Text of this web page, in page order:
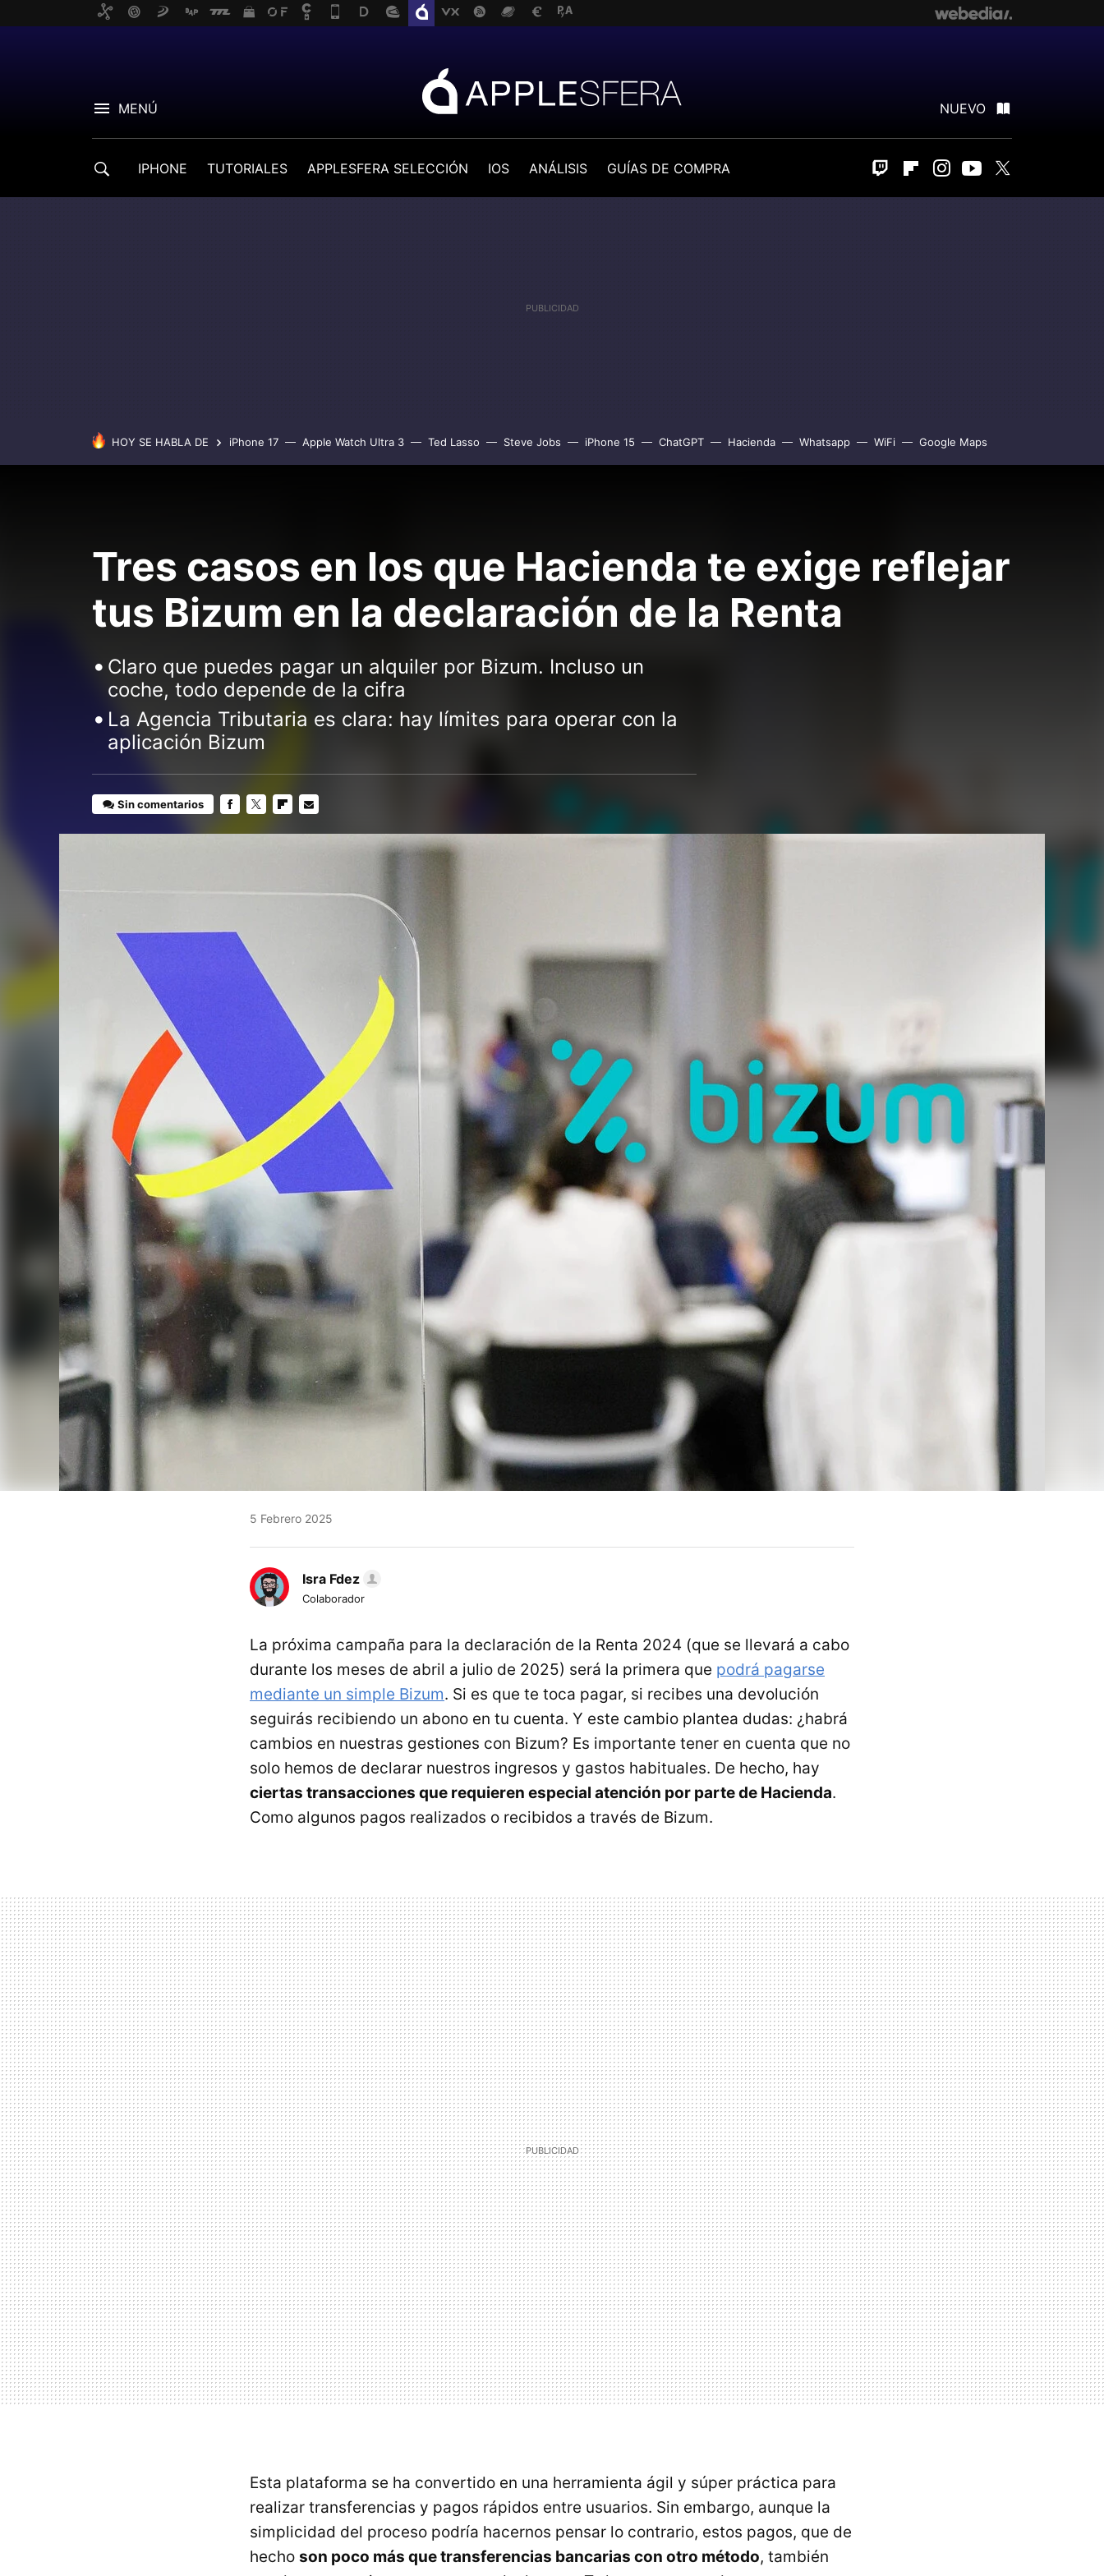
MENÚ NUEVO
IPHONE TUTORIALES APPLESFERA SELECCIÓN IOS ANÁLISIS GUÍAS DE COMPRA Twitch FlipboardInstagram
Youtube
HOY SE HABLA DE iPhone 17 Apple Watch Ultra 3 Ted Lasso Steve Jobs iPhone 15 ChatGPT Hacienda Whatsapp WiFi Google Maps
Tres casos en los que Hacienda te exige reflejar
tus Bizum en la declaración de la Renta
Claro que puedes pagar un alquiler por Bizum. Incluso un
coche, todo depende de la cifra
La Agencia Tributaria es clara: hay límites para operar con la
aplicación Bizum
Sin comentarios
5 Febrero 2025
Isra Fdez
Colaborador
La próxima campaña para la declaración de la Renta 2024 (que se llevará a cabo
durante los meses de abril a julio de 2025) será la primera que podrá pagarse
mediante un simple Bizum. Si es que te toca pagar, si recibes una devolución
seguirás recibiendo un abono en tu cuenta. Y este cambio plantea dudas: ¿habrá
cambios en nuestras gestiones con Bizum? Es importante tener en cuenta que no
solo hemos de declarar nuestros ingresos y gastos habituales. De hecho, hay
ciertas transacciones que requieren especial atención por parte de Hacienda.
Como algunos pagos realizados o recibidos a través de Bizum.
Esta plataforma se ha convertido en una herramienta ágil y súper práctica para
realizar transferencias y pagos rápidos entre usuarios. Sin embargo, aunque la
simplicidad del proceso podría hacernos pensar lo contrario, estos pagos, que de
hecho son poco más que transferencias bancarias con otro método, también